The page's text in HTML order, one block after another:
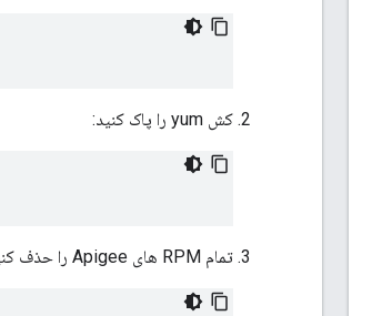
کش yum را پاک کنید:
تمام RPM های Apigee را حذف کنید: